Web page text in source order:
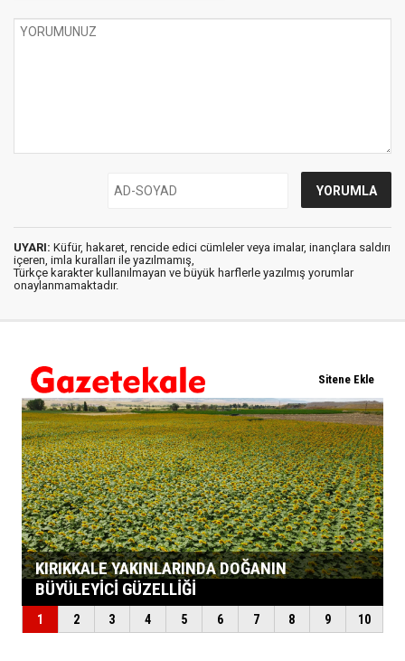
UYARI: Küfür, hakaret, rencide edici cümleler veya imalar, inançlara saldırı
içeren, imla kuralları ile yazılmamış,
Türkçe karakter kullanılmayan ve büyük harflerle yazılmış yorumlar
onaylanmamaktadır.